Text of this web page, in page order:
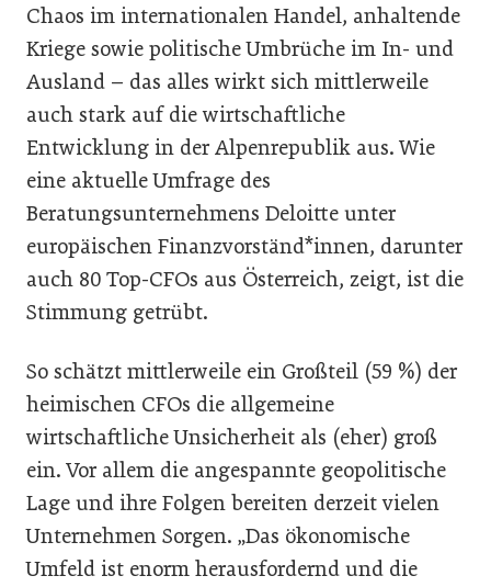
Chaos im internationalen Handel, anhaltende
Kriege sowie politische Umbrüche im In- und
Ausland – das alles wirkt sich mittlerweile
auch stark auf die wirtschaftliche
Entwicklung in der Alpenrepublik aus. Wie
eine aktuelle Umfrage des
Beratungsunternehmens Deloitte unter
europäischen Finanzvorständ*innen, darunter
auch 80 Top-CFOs aus Österreich, zeigt, ist die
Stimmung getrübt.
So schätzt mittlerweile ein Großteil (59 %) der
heimischen CFOs die allgemeine
wirtschaftliche Unsicherheit als (eher) groß
ein. Vor allem die angespannte geopolitische
Lage und ihre Folgen bereiten derzeit vielen
Unternehmen Sorgen. „Das ökonomische
Umfeld ist enorm herausfordernd und die